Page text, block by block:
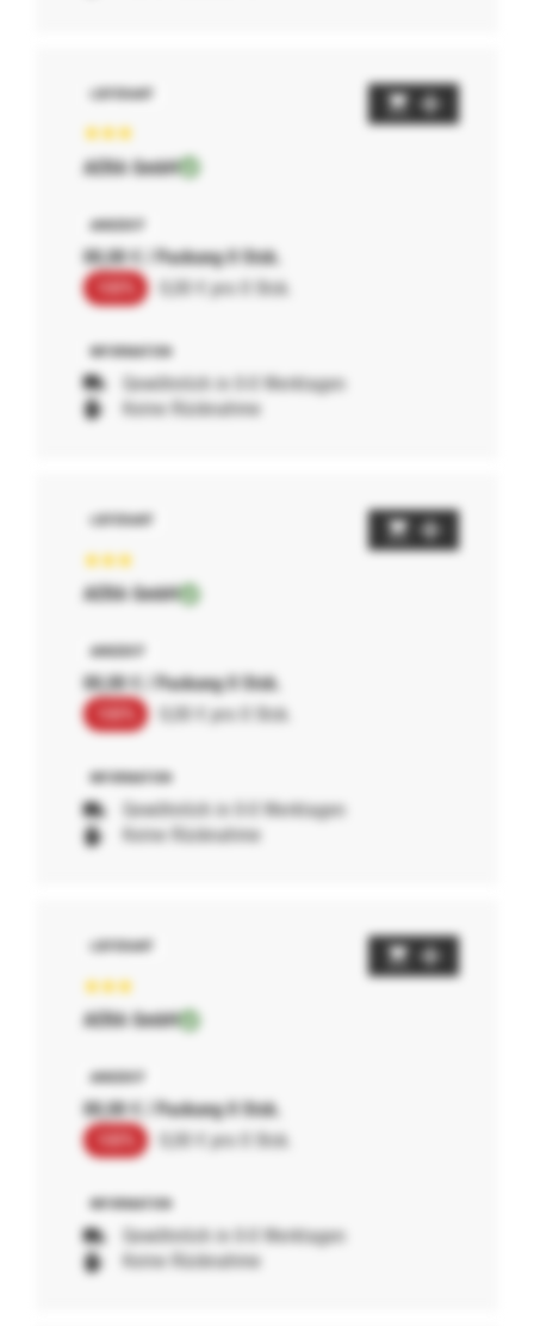
AERA GmbH
00,00 € / Packung 0 Stck.
0,00 € pro 0 Stck.
Gewöhnlich in 0-0 Werktagen
Keine Rücknahme
AERA GmbH
00,00 € / Packung 0 Stck.
0,00 € pro 0 Stck.
Gewöhnlich in 0-0 Werktagen
Keine Rücknahme
AERA GmbH
00,00 € / Packung 0 Stck.
0,00 € pro 0 Stck.
Gewöhnlich in 0-0 Werktagen
Keine Rücknahme